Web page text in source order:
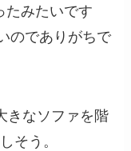
たみたいです
のでありがちで
きなソファを階
そう。